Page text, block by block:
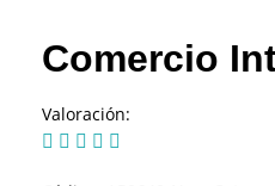
Comercio
Valoración:
    